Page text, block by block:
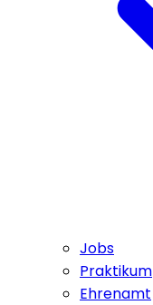
Jobs
Praktikum
Ehrenamt